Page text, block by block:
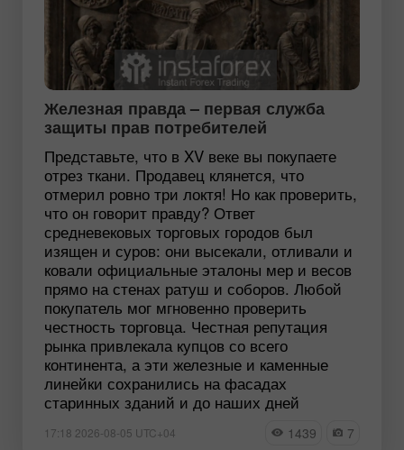
Железная правда – первая служба
защиты прав потребителей
Представьте, что в XV веке вы покупаете
отрез ткани. Продавец клянется, что
отмерил ровно три локтя! Но как проверить,
что он говорит правду? Ответ
средневековых торговых городов был
изящен и суров: они высекали, отливали и
ковали официальные эталоны мер и весов
прямо на стенах ратуш и соборов. Любой
покупатель мог мгновенно проверить
честность торговца. Честная репутация
рынка привлекала купцов со всего
континента, а эти железные и каменные
линейки сохранились на фасадах
старинных зданий и до наших дней
17:18 2026-08-05 UTC+04 1439 7